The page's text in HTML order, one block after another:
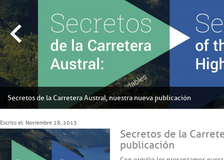
Secretos de la Carretera Austral, nuestra nueva publicación
Escrito el: Noviembre 28, 2013
Secretos de la
publicación